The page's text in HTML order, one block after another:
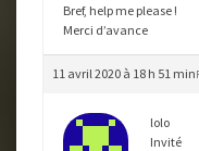
Bref, help me please !
Merci d’avance
11 avril 2020 à 18 h 51 min
lolo
Invité